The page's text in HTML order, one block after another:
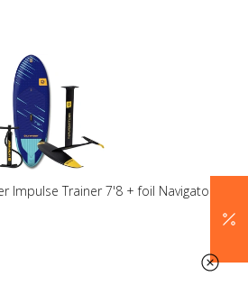
Impulse Trainer 7'8 + foil Navigator